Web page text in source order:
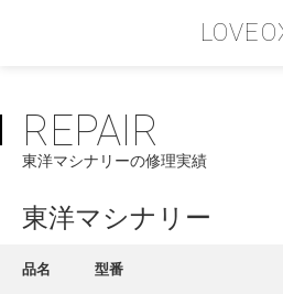
PHILOSOPHY
フィロソフィー
COMPANY
REPAIR
東洋マシナリーの修理実績
東洋マシナリー
品名 型番